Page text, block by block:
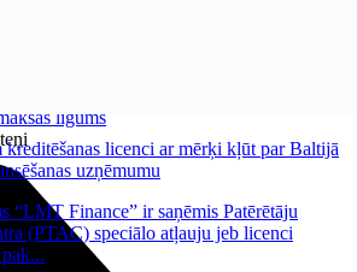
līgums
licenci ar mērķi kļūt par Baltijā
uzņēmumu
“LMT Finance” ir saņēmis Patērētāju
(PTAC) speciālo atļauju jeb licenci